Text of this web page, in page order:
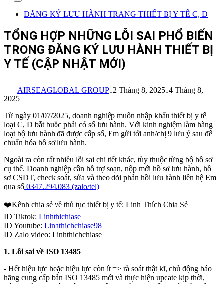
ĐĂNG KÝ LƯU HÀNH TRANG THIẾT BỊ Y TẾ C, D
TỔNG HỢP NHỮNG LỖI SAI PHỔ BIẾN
TRONG ĐĂNG KÝ LƯU HÀNH THIẾT BỊ
Y TẾ (CẬP NHẬT MỚI)
AIRSEAGLOBAL GROUP12 Tháng 8, 202514 Tháng 8,
2025
Từ ngày 01/07/2025, doanh nghiệp muốn nhập khẩu thiết bị y tế
loại C, D bắt buộc phải có số lưu hành. Với kinh nghiệm làm hàng
loạt bộ lưu hành đã được cấp số, Em gửi tới anh/chị 9 lưu ý sau để
chuẩn hóa hồ sơ lưu hành.
Ngoài ra còn rất nhiều lỗi sai chi tiết khác, tùy thuộc từng bộ hồ sơ
cụ thể. Doanh nghiệp cần hỗ trợ soạn, nộp mới hồ sơ lưu hành, hồ
sơ CSDT, check soát, sửa và theo dõi phản hồi lưu hành liên hệ Em
qua số 0347.294.083 (zalo/tel)
❤️Kênh chia sẻ về thủ tục thiết bị y tế: Linh Thích Chia Sẻ
ID Tiktok: Linhthichiase
ID Youtube: Linhthichchiase98
ID Zalo video: Linhthichchiase
1. Lỗi sai về ISO 13485
- Hết hiệu lực hoặc hiệu lực còn ít => rà soát thật kĩ, chủ động báo
hãng cung cấp bản ISO 13485 mới và thực hiện update kịp thời,